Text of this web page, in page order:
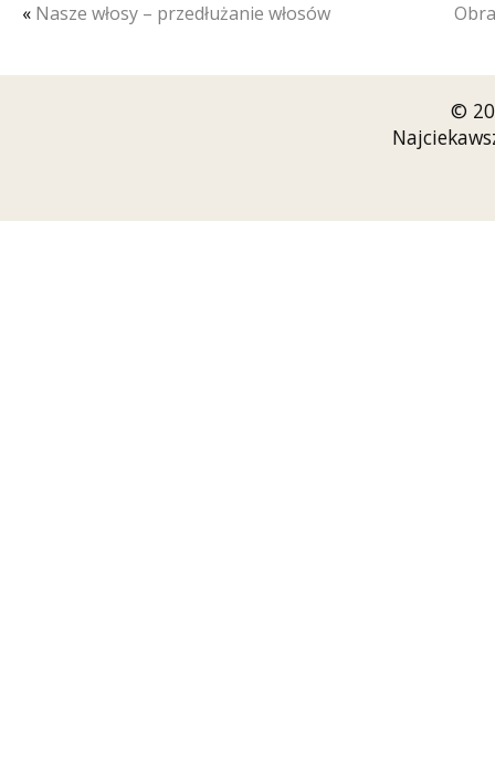
« Nasze włosy – przedłużanie włosów
©